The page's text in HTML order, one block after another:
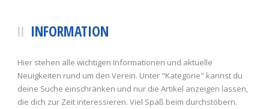
INFORMATION
Hier stehen alle wichtigen Informationen und aktuelle
Neuigkeiten rund um den Verein. Unter "Kategorie" kannst du
deine Suche einschränken und nur die Artikel anzeigen lassen,
die dich zur Zeit interessieren. Viel Spaß beim durchstöbern.